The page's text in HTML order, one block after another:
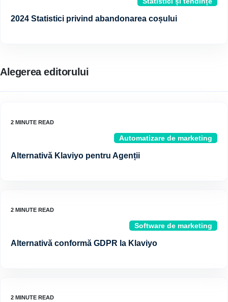
2024 Statistici privind abandonarea coșului
Alegerea editorului
Automatizare de marketing
Alternativă Klaviyo pentru Agenții
Software de marketing
Alternativă conformă GDPR la Klaviyo